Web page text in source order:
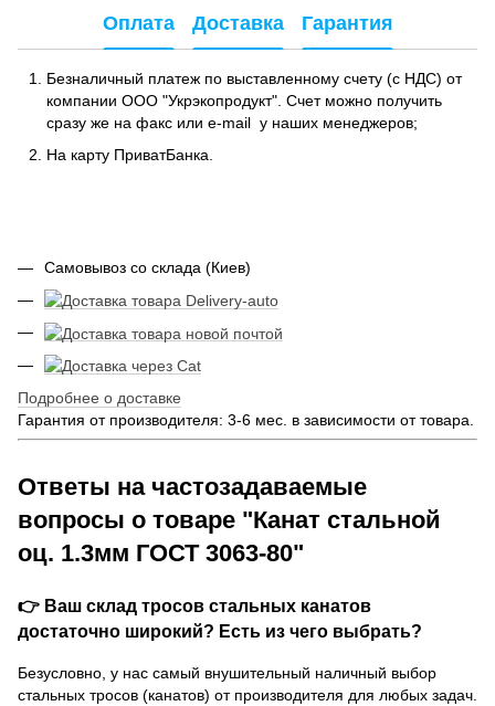
Оплата Доставка Гарантия
Безналичный платеж по выставленному счету (с НДС) от
компании ООО "Укрэкопродукт". Счет можно получить
сразу же на факс или e-mail у наших менеджеров;
На карту ПриватБанка.
Самовывоз со склада (Киев)
Подробнее о доставке
Гарантия от производителя: 3-6 мес. в зависимости от товара.
Ответы на частозадаваемые
вопросы о товаре "Канат стальной
оц. 1.3мм ГОСТ 3063-80"
👉 Ваш склад тросов стальных канатов
достаточно широкий? Есть из чего выбрать?
Безусловно, у нас самый внушительный наличный выбор
стальных тросов (канатов) от производителя для любых задач.